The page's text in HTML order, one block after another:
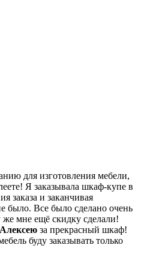
для изготовления мебели,
Я заказывала шкаф-купе в
заказа и заканчивая
было. Все было сделано очень
мне ещё скидку сделали!
Алексею за прекрасный шкаф!
буду заказывать только